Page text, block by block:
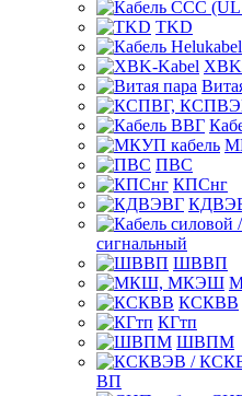
TKD
ПВС
КПСнг
сигнальный
ШВВП
КСКВВ
КГтп
ШВПМ
ВП